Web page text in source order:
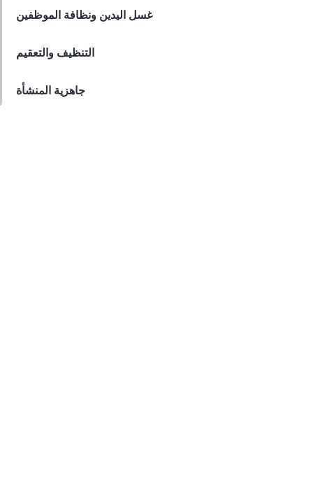
قائمة التحقق من سلامة الغذاء للمطاعم
Derrick McMahon
غسل اليدين ونظافة الموظفين
التنظيف والتعقيم
جاهزية المنشأة